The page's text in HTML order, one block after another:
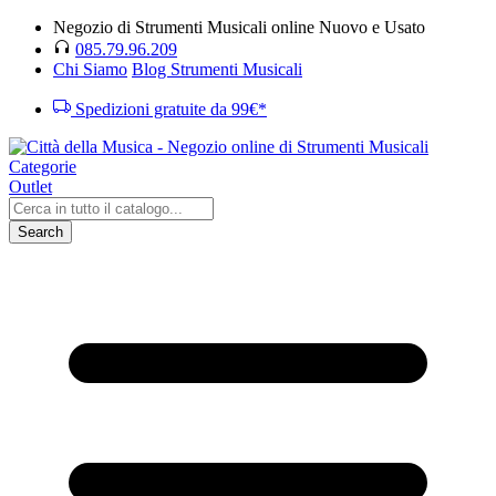
Negozio di Strumenti Musicali online Nuovo e Usato
085.79.96.209
Chi Siamo Blog Strumenti Musicali
Spedizioni gratuite da 99€*
Categorie
Outlet
Search